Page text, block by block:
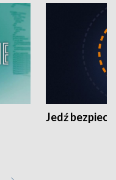
Jedź